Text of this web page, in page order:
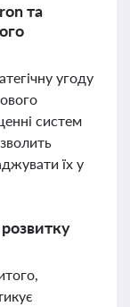
та
угоду
систем
їх у